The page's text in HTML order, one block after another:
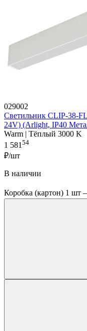
029002
Светильник CLIP-38-
24V) (Arlight, IP40
Warm | Тёплый 3000 K
1 58154
₽/шт
В наличии
Коробка (картон) 1 шт